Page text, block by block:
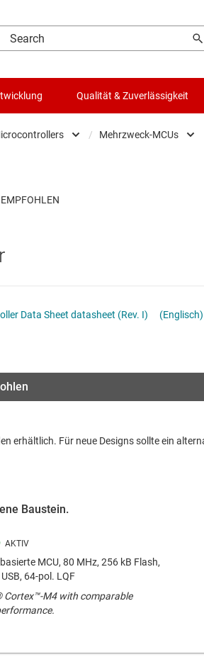
Qualität & Zuverlässigkeit
Schnittstelle
/ Mehrzweck-MCUs
Data Sheet datasheet (Rev. I) (Englisch)
erhältlich. Für neue Designs sollte ein
Baustein.
MCU, 80 MHz, 256 kB Flash,
64-pol. LQF
Cortex™-M4 with comparable